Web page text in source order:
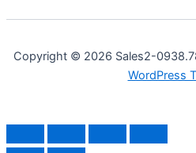
Copyright © 2026 Sales2-
WordPress